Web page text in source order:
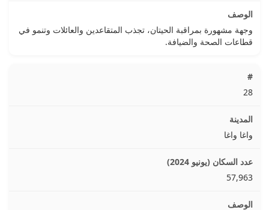
وجهة مشهورة بمراقبة الحيتان، تجذب المتقاعدين والعائلات وتنمو في
قطاعات الصحة والضيافة.
28
واغا واغا
57,963